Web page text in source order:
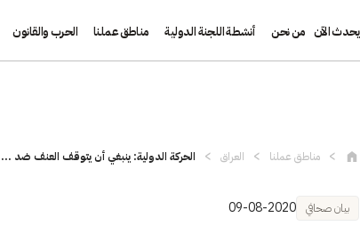
يحدث الآن من نحن أنشطة اللجنة الدولية مناطق عملنا الحرب والقانون
مناطق عملنا العراق الحركة الدولية: ينبغي أن يتوقف العنف ضد ...
بيان صحافي 09-08-2020